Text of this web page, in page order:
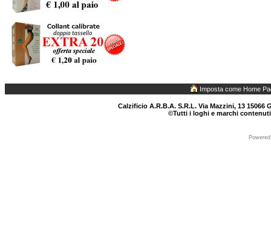
Imposta come Home
Calzificio A.R.B.A. S.R.L. Via Mazzini, 13 15066
©Tutti i loghi e marchi